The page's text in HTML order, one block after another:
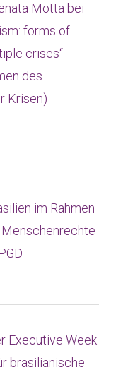
Motta bei
forms of
crises“
des
Krisen)
im Rahmen
Executive Week
brasilianische